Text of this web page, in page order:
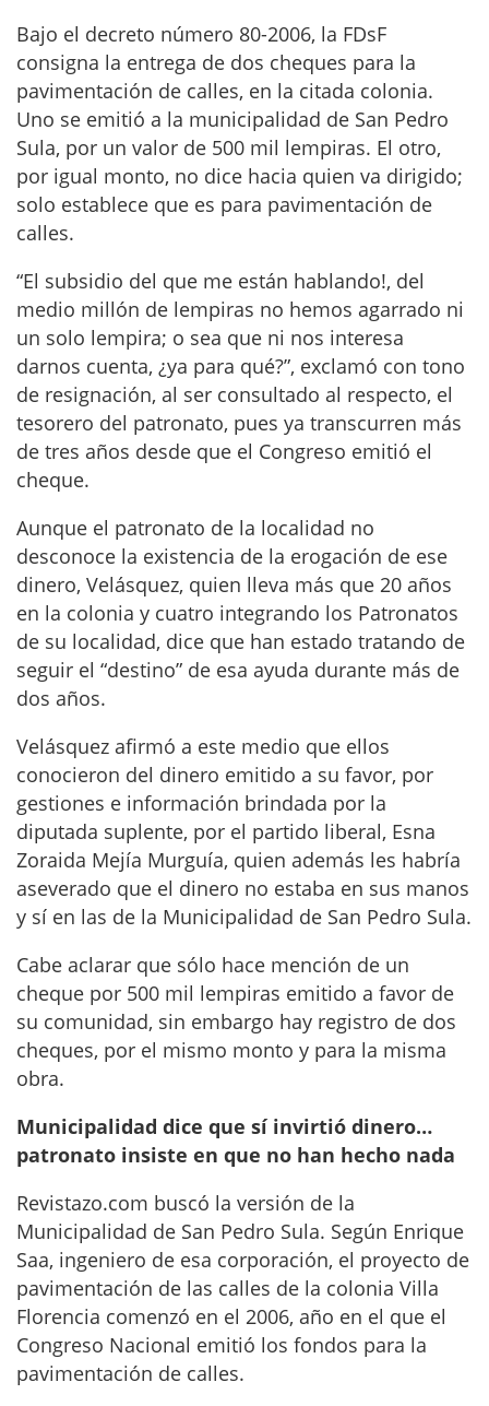
Bajo el decreto número 80-2006, la FDsF
consigna la entrega de dos cheques para la
pavimentación de calles, en la citada colonia.
Uno se emitió a la municipalidad de San Pedro
Sula, por un valor de 500 mil lempiras. El otro,
por igual monto, no dice hacia quien va dirigido;
solo establece que es para pavimentación de
calles.
“El subsidio del que me están hablando!, del
medio millón de lempiras no hemos agarrado ni
un solo lempira; o sea que ni nos interesa
darnos cuenta, ¿ya para qué?”, exclamó con tono
de resignación, al ser consultado al respecto, el
tesorero del patronato, pues ya transcurren más
de tres años desde que el Congreso emitió el
cheque.
Aunque el patronato de la localidad no
desconoce la existencia de la erogación de ese
dinero, Velásquez, quien lleva más que 20 años
en la colonia y cuatro integrando los Patronatos
de su localidad, dice que han estado tratando de
seguir el “destino” de esa ayuda durante más de
dos años.
Velásquez afirmó a este medio que ellos
conocieron del dinero emitido a su favor, por
gestiones e información brindada por la
diputada suplente, por el partido liberal, Esna
Zoraida Mejía Murguía, quien además les habría
aseverado que el dinero no estaba en sus manos
y sí en las de la Municipalidad de San Pedro Sula.
Cabe aclarar que sólo hace mención de un
cheque por 500 mil lempiras emitido a favor de
su comunidad, sin embargo hay registro de dos
cheques, por el mismo monto y para la misma
obra.
Municipalidad dice que sí invirtió dinero…
patronato insiste en que no han hecho nada
Revistazo.com buscó la versión de la
Municipalidad de San Pedro Sula. Según Enrique
Saa, ingeniero de esa corporación, el proyecto de
pavimentación de las calles de la colonia Villa
Florencia comenzó en el 2006, año en el que el
Congreso Nacional emitió los fondos para la
pavimentación de calles.